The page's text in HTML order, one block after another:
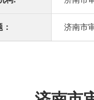
济南市